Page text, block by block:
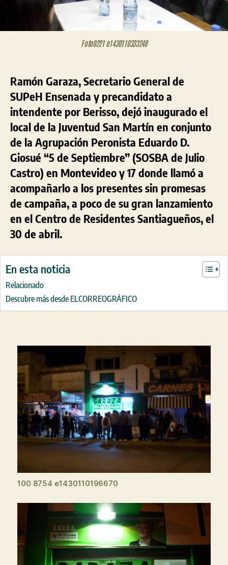
Foto0221 e1430110333248
Ramón Garaza, Secretario General de
SUPeH Ensenada y precandidato a
intendente por Berisso, dejó inaugurado el
local de la Juventud San Martín en conjunto
de la Agrupación Peronista Eduardo D.
Giosué “5 de Septiembre” (SOSBA de Julio
Castro) en Montevideo y 17 donde llamó a
acompañarlo a los presentes sin promesas
de campaña, a poco de su gran lanzamiento
en el Centro de Residentes Santiagueños, el
30 de abril.
En esta noticia
Relacionado
Descubre más desde ELCORREOGRÁFICO
100 8754 e1430110196670